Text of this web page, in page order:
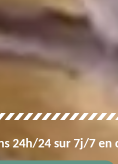
24h/24 sur 7j/7 en